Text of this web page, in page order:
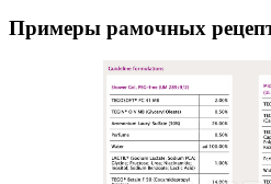
Примеры рамочных